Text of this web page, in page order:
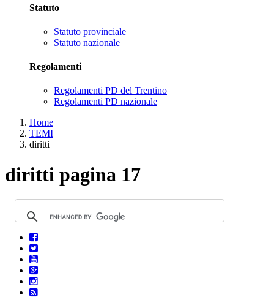
Statuto
Statuto provinciale
Statuto nazionale
Regolamenti
Regolamenti PD del Trentino
Regolamenti PD nazionale
Home
TEMI
diritti
diritti pagina 17